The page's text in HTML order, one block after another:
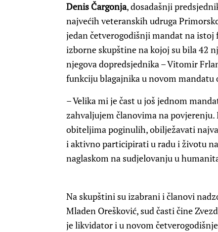
Denis Čargonja, dosadašnji
najvećih veteranskih udruga
jedan četverogodišnji mandat na
izborne skupštine na kojoj su bila 42
njegova dopredsjednika – Vitomir
funkciju blagajnika u novom mandatu
– Velika mi je čast u još jednom
zahvaljujem članovima na
obiteljima poginulih, obilježavati
i aktivno participirati u radu i životu
naglaskom na sudjelovanju u
Na skupštini su izabrani i članovi
Mladen Orešković, sud časti čine
je likvidator i u novom